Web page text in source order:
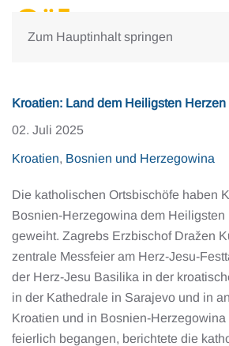
Zum Hauptinhalt springen
Kroatien: Land dem Heiligsten
02. Juli 2025
Kroatien, Bosnien und Herzegowina
Die katholischen Ortsbischöfe haben
Bosnien-Herzegowina dem Heiligsten
geweiht. Zagrebs Erzbischof Dražen
zentrale Messfeier am Herz-Jesu-
der Herz-Jesu Basilika in der
in der Kathedrale in Sarajevo und in
Kroatien und in Bosnien-
feierlich begangen, berichtete die